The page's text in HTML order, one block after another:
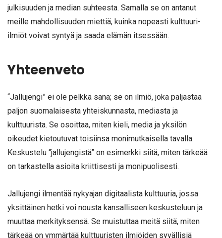
julkisuuden ja median suhteesta. Samalla se on antanut
meille mahdollisuuden miettiä, kuinka nopeasti kulttuuri-
ilmiöt voivat syntyä ja saada elämän itsessään.
Yhteenveto
“Jallujengi” ei ole pelkkä sana; se on ilmiö, joka paljastaa
paljon suomalaisesta yhteiskunnasta, mediasta ja
kulttuurista. Se osoittaa, miten kieli, media ja yksilön
oikeudet kietoutuvat toisiinsa monimutkaisella tavalla.
Keskustelu “jallujengistä” on esimerkki siitä, miten tärkeää
on tarkastella asioita kriittisesti ja monipuolisesti.
Jallujengi ilmentää nykyajan digitaalista kulttuuria, jossa
yksittäinen hetki voi nousta kansalliseen keskusteluun ja
muuttaa merkityksensä. Se muistuttaa meitä siitä, miten
tärkeää on ymmärtää kulttuuristen ilmiöiden syvällisiä